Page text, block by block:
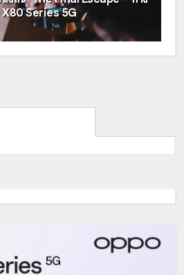
X80 Series 5G